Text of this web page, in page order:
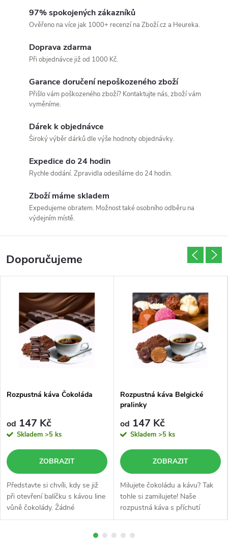
p
e
d
p
a
v
i
d
l
97% spokojených zákazníků
Ověřeno na více jak 1000+ recenzí na Zboží.cz a Heureka.
Doprava zdarma
Při objednávce již od 1000 Kč.
Garance doručení nepoškozeného zboží
Přišlo vám poškozeného zboží? Kontaktujte nás, zboží vám
vyměníme.
Dárek k objednávce
Široký výběr dárků dle výše hodnoty objednávky.
Expedice do 24 hodin
Rychle dodání. Zpravidla odesíláme do 24 hodin.
Zboží máme skladem
Expedujeme obratem. Možnost také osobního odběru na
výdejním místě.
Doporučujeme
Rozpustná káva Čokoláda
od 147 Kč
Skladem >5 ks
ZOBRAZIT
Představte si chvíli, kdy se již
při otevření balíčku s kávou line
vůně čokolády. Žádné
zdlouhavé vaření – 1 až 2 lžičky
Rozpustná káva Belgické
pralinky
od 147 Kč
Skladem >5 ks
ZOBRAZIT
Milujete čokoládu a kávu? Tak
tohle si zamilujete! Naše
rozpustná káva s příchutí
belgických pralinek je jako malý